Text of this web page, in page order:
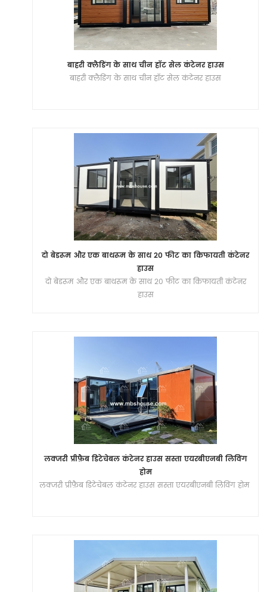
बाहरी क्लैडिंग के साथ चीन हॉट सेल कंटेनर हाउस
बाहरी क्लैडिंग के साथ चीन हॉट सेल कंटेनर हाउस
दो बेडरूम और एक बाथरूम के साथ 20 फीट का किफायती कंटेनर
हाउस
दो बेडरूम और एक बाथरूम के साथ 20 फीट का किफायती कंटेनर
हाउस
लक्जरी प्रीफ़ैब डिटेचेबल कंटेनर हाउस सस्ता एयरबीएनबी लिविंग
होम
लक्जरी प्रीफ़ैब डिटेचेबल कंटेनर हाउस सस्ता एयरबीएनबी लिविंग होम